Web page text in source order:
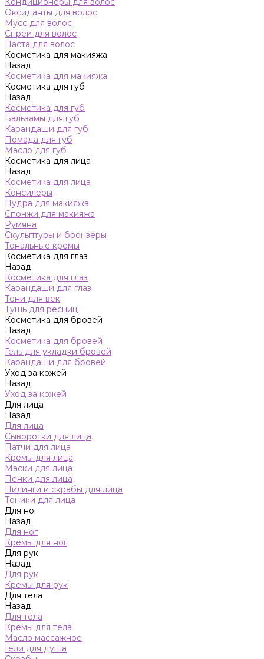
Оксиданты для волос
Мусс для волос
Спреи для волос
Паста для волос
Косметика для макияжа
Назад
Косметика для макияжа
Косметика для губ
Назад
Косметика для губ
Бальзамы для губ
Карандаши для губ
Помада для губ
Масло для губ
Косметика для лица
Назад
Косметика для лица
Консилеры
Пудра для макияжа
Спонжи для макияжа
Румяна
Скульптуры и бронзеры
Тональные кремы
Косметика для глаз
Назад
Косметика для глаз
Карандаши для глаз
Тени для век
Тушь для ресниц
Косметика для бровей
Назад
Косметика для бровей
Гель для укладки бровей
Карандаши для бровей
Уход за кожей
Назад
Уход за кожей
Для лица
Назад
Для лица
Сыворотки для лица
Патчи для лица
Кремы для лица
Маски для лица
Пенки для лица
Пилинги и скрабы для лица
Тоники для лица
Для ног
Назад
Для ног
Кремы для ног
Для рук
Назад
Для рук
Кремы для рук
Для тела
Назад
Для тела
Кремы для тела
Масло массажное
Гели для душа